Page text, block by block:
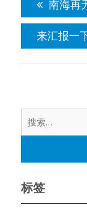
导
航
南海再
来汇报一
标签